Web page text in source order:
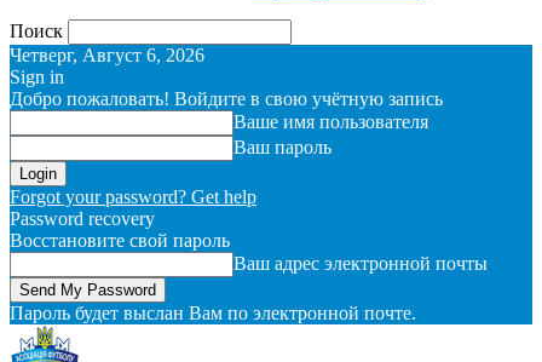
Поиск
Четверг, Август 6, 2026
Sign in
Добро пожаловать! Войдите в свою учётную запись
Ваше имя пользователя
Ваш пароль
Forgot your password? Get help
Password recovery
Восстановите свой пароль
Ваш адрес электронной почты
Пароль будет выслан Вам по электронной почте.